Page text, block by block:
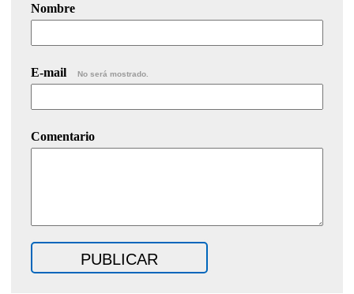
Nombre
E-mail No será mostrado.
Comentario